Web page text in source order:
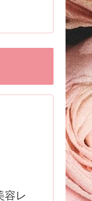
容レ